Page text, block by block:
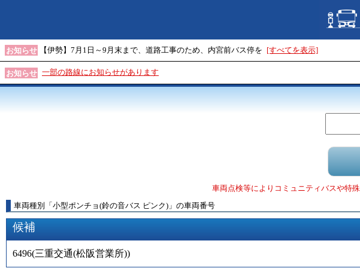
お知らせ 【伊勢】7月1日～9月末まで、道路工事のため、内宮前バス停を [すべてを表示]
お知らせ 一部の路線にお知らせがあります
車両点検等によりコミュニティバスや特
車両種別
「 小型ポンチョ(鈴の音バス ピンク) 」 の車両番号
候補
6496(三重交通(松阪営業所))